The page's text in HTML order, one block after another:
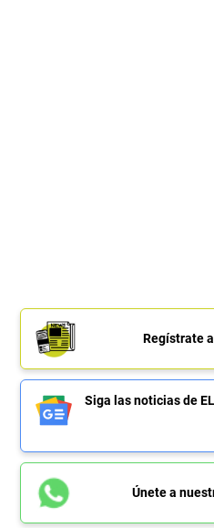
Regístrate
Siga las noticias de
Únete a